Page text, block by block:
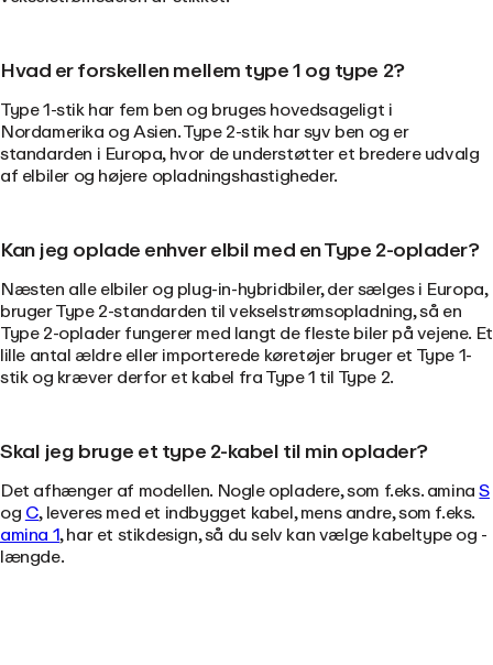
Hvad er forskellen mellem type 1 og type 2?
Type 1-stik har fem ben og bruges hovedsageligt i
Nordamerika og Asien. Type 2-stik har syv ben og er
standarden i Europa, hvor de understøtter et bredere udvalg
af elbiler og højere opladningshastigheder.
Kan jeg oplade enhver elbil med en Type 2-oplader?
Næsten alle elbiler og plug-in-hybridbiler, der sælges i Europa,
bruger Type 2-standarden til vekselstrømsopladning, så en
Type 2-oplader fungerer med langt de fleste biler på vejene. Et
lille antal ældre eller importerede køretøjer bruger et Type 1-
stik og kræver derfor et kabel fra Type 1 til Type 2.
Skal jeg bruge et type 2-kabel til min oplader?
Det afhænger af modellen. Nogle opladere, som f.eks. aminaS
ogC, leveres med et indbygget kabel, mens andre, som f.eks.
amina 1, har et stikdesign, så du selv kan vælge kabeltype og -
længde.